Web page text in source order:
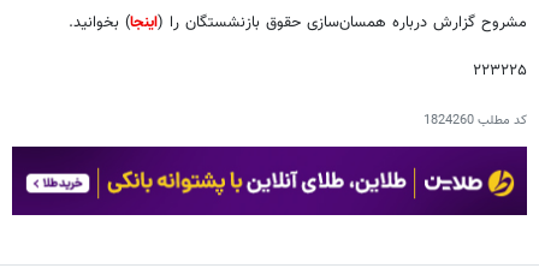
مشروح گزارش درباره همسان‌سازی حقوق بازنشستگان را (اینجا) بخوانید.
۲۲۳۲۲۵
کد مطلب1824260